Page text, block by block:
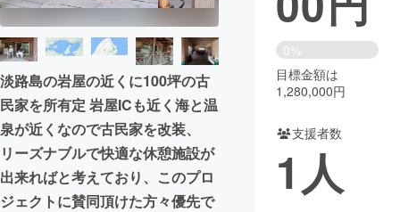
まちづくり・地域活性化
CAMPFIRE for Social Good
CAMPFIRE Creation
CAMPFIREふるさと納税
コミュニティ
淡路島の岩屋の近くに100坪の古
民家を所有定 岩屋ICも近く海と温
泉が近くなので古民家を改装、
リーズナブルで快適な休憩施設が
出来ればと考えており、このプロ
ジェクトに賛同頂けた方々優先で
0%
目標金額は
1,280,000円
支援者数
1人